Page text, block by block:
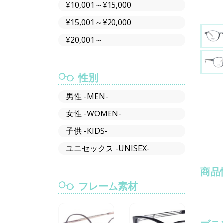
商品
¥10,001～¥15,000
¥15,001～¥20,000
¥20,001～
性別
男性 -MEN-
女性 -WOMEN-
子供 -KIDS-
ユニセックス -UNISEX-
フレーム素材